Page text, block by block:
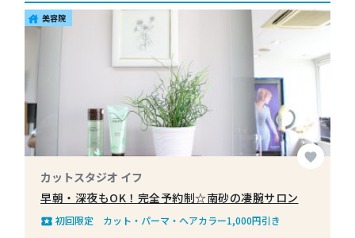
house 美容院
favorite
カットスタジオ イフ
早朝・深夜もOK！完全予約制☆南砂の凄腕サロン
local_play 初回限定 カット・パーマ・ヘアカラー1,000円引き